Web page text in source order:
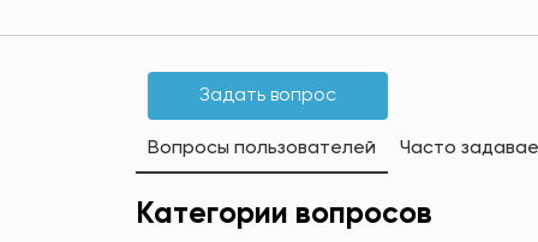
Задать вопрос
Вопросы пользователей Часто
Категории вопросов